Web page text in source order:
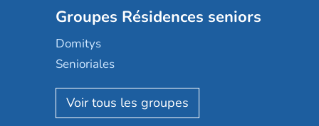
Groupes Résidences seniors
Domitys
Senioriales
Nohée
Les Résidentiels